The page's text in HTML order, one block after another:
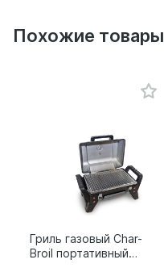
Похожие товары
Гриль газовый Char-
Broil портативный